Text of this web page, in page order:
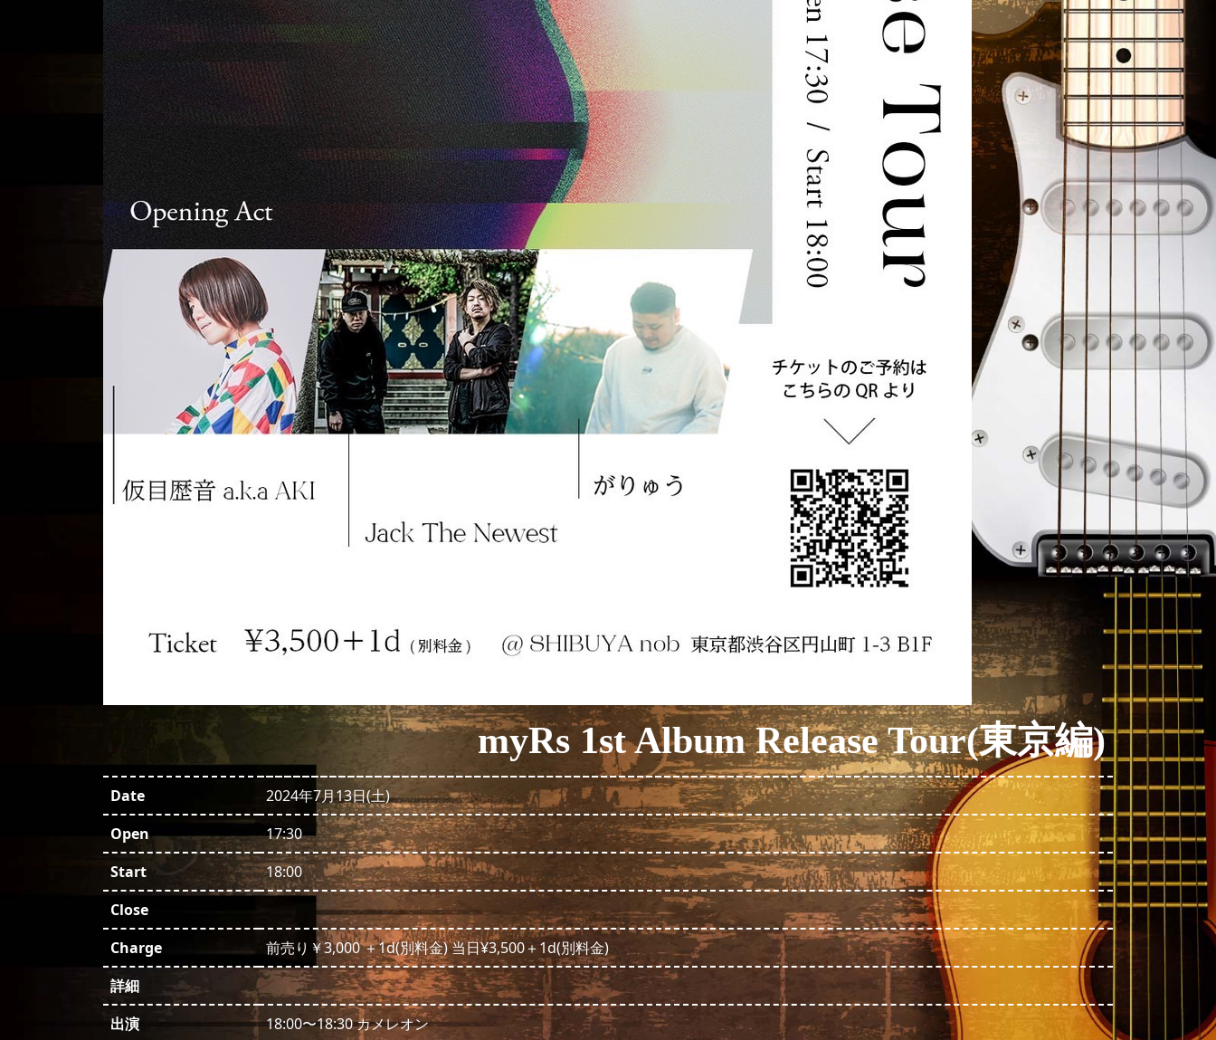
myRs 1st Album Release Tour(東京編)
Date
2024年7月13日(土)
Open
17:30
Start
18:00
Close
Charge
前売り￥3,000 ＋1d(別料金) 当日¥3,500＋1d(別料金)
詳細
出演
18:00〜18:30 カメレオン